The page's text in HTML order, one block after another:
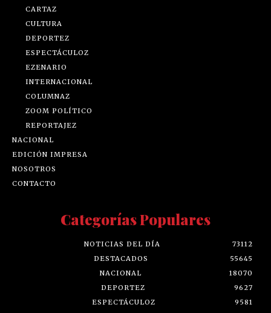
CARTAZ
CULTURA
DEPORTEZ
ESPECTÁCULOZ
EZENARIO
INTERNACIONAL
COLUMNAZ
ZOOM POLÍTICO
REPORTAJEZ
NACIONAL
EDICIÓN IMPRESA
NOSOTROS
CONTACTO
Categorías Populares
NOTICIAS DEL DÍA
73112
DESTACADOS
55645
NACIONAL
18070
DEPORTEZ
9627
ESPECTÁCULOZ
9581